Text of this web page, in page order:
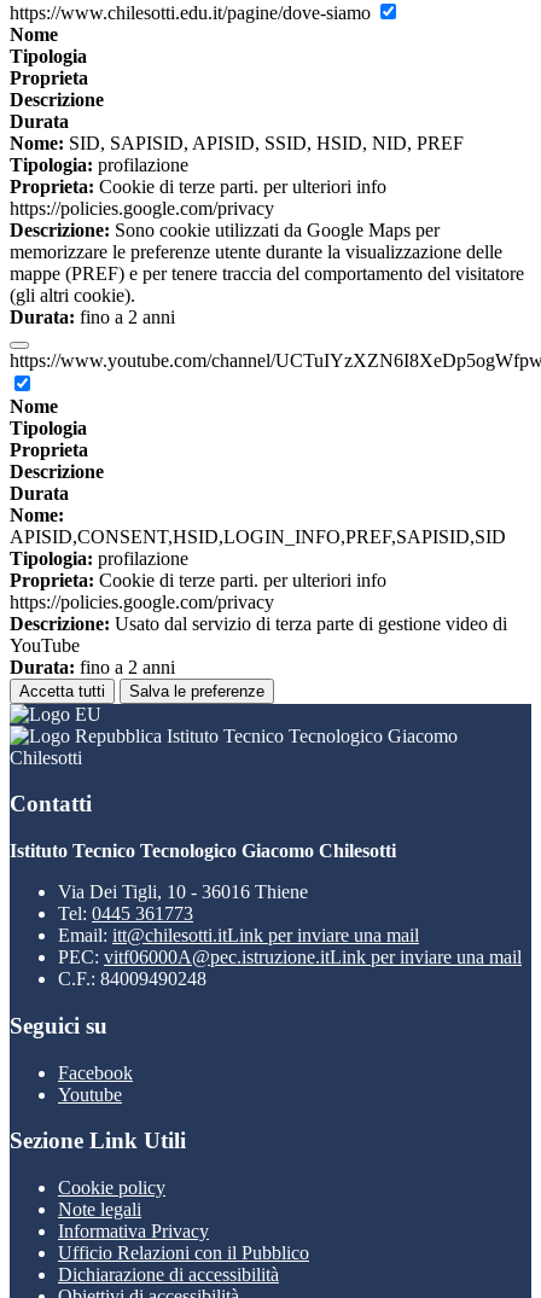
https://www.chilesotti.edu.it/pagine/dove-siamo
Nome
Tipologia
Proprieta
Descrizione
Durata
Nome: SID, SAPISID, APISID, SSID, HSID, NID, PREF
Tipologia: profilazione
Proprieta: Cookie di terze parti. per ulteriori info
https://policies.google.com/privacy
Descrizione: Sono cookie utilizzati da Google Maps per
memorizzare le preferenze utente durante la visualizzazione delle
mappe (PREF) e per tenere traccia del comportamento del visitatore
(gli altri cookie).
Durata: fino a 2 anni
https://www.youtube.com/channel/
Nome
Tipologia
Proprieta
Descrizione
Durata
Nome:
APISID,CONSENT,HSID,LOGIN_INFO,PREF,SAPISID,SID
Tipologia: profilazione
Proprieta: Cookie di terze parti. per ulteriori info
https://policies.google.com/privacy
Descrizione: Usato dal servizio di terza parte di gestione video di
YouTube
Durata: fino a 2 anni
Accetta tutti Salva le preferenze
Istituto Tecnico Tecnologico Giacomo
Chilesotti
Contatti
Istituto Tecnico Tecnologico Giacomo Chilesotti
Via Dei Tigli, 10 - 36016 Thiene
Tel: 0445 361773
Email: itt@chilesotti.itLink per inviare una mail
PEC: vitf06000A@pec.istruzione.itLink per inviare una mail
C.F.: 84009490248
Seguici su
Facebook
Youtube
Sezione Link Utili
Cookie policy
Note legali
Informativa Privacy
Ufficio Relazioni con il Pubblico
Dichiarazione di accessibilità